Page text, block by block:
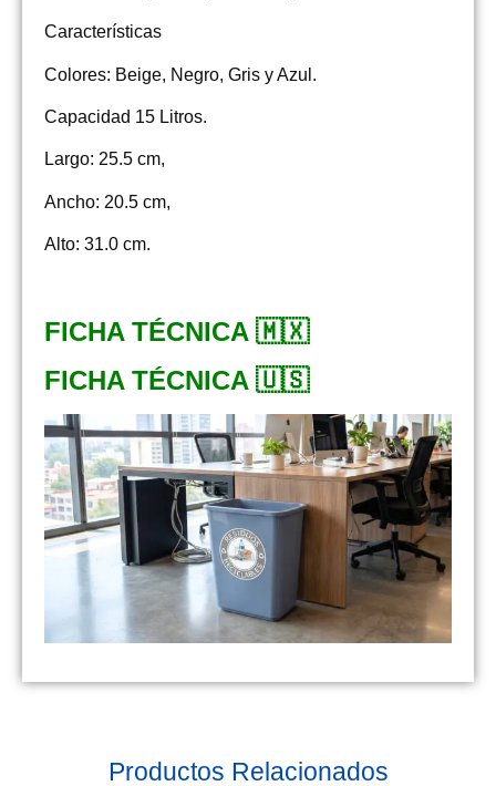
Características
Colores: Beige, Negro, Gris y Azul.
Capacidad 15 Litros.
Largo: 25.5 cm,
Ancho: 20.5 cm,
Alto: 31.0 cm.
FICHA TÉCNICA 🇲🇽
FICHA TÉCNICA 🇺🇸
Productos Relacionados